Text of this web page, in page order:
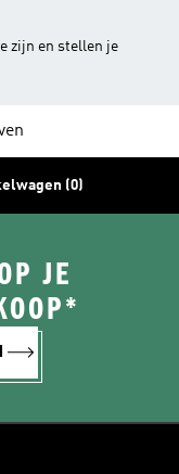
zijn en stellen je
(0)
JE